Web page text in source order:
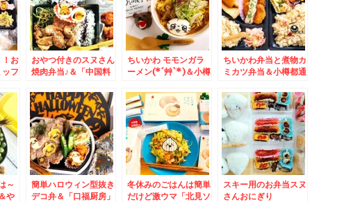
１０１０円ってありえ
ない！！
！お
フ
都通
私
おやつ付きのスヌさん
焼肉弁当♪＆「中国料
かわ」さんの「豚足ラ
ーメン」が美味しすぎ
る！！これで７００円
(@￣□￣@;)！！
ちいかわ モモンガラ
ーメン(*´艸`*)＆小樽
んの「マロンどら焼
き」「生どら焼き」昔
ながらのマドレーヌ♪
北海道ソウルフード中
華まんじゅう
ちいかわ弁当と煮物カ
ミカツ弁当＆小樽都通
密着型鮮魚店「夢市
場」さん塩筋子美味し
いし格安(*´艸`*)
～
や
簡単ハロウィン型抜き
デコ弁＆「口福厨房」
冬休みのごはんは簡単
だけど激ウマ「北見ソ
スキー用のお弁当スヌ
さんおにぎり